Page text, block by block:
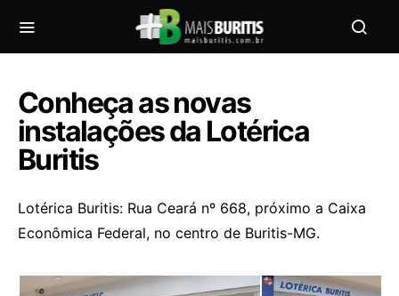
Conheça as novas
instalações da Lotérica
Buritis
Lotérica Buritis: Rua Ceará nº 668, próximo a Caixa
Econômica Federal, no centro de Buritis-MG.